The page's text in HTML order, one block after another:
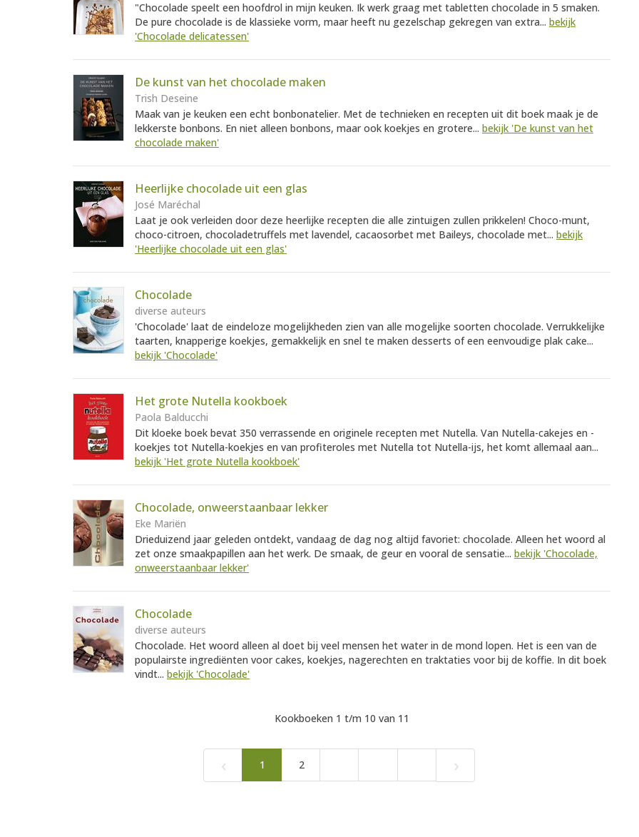
"Chocolade speelt een hoofdrol in mijn keuken. Ik werk graag met tabletten chocolade in 5 smaken.
De pure chocolade is de klassieke vorm, maar heeft nu gezelschap gekregen van extra... bekijk
'Chocolade delicatessen'
De kunst van het chocolade maken
Trish Deseine
Maak van je keuken een echt bonbonatelier. Met de technieken en recepten uit dit boek maak je de
lekkerste bonbons. En niet alleen bonbons, maar ook koekjes en grotere... bekijk 'De kunst van het
chocolade maken'
Heerlijke chocolade uit een glas
José Maréchal
Laat je ook verleiden door deze heerlijke recepten die alle zintuigen zullen prikkelen! Choco-munt,
choco-citroen, chocoladetruffels met lavendel, cacaosorbet met Baileys, chocolade met... bekijk
'Heerlijke chocolade uit een glas'
Chocolade
diverse auteurs
'Chocolade' laat de eindeloze mogelijkheden zien van alle mogelijke soorten chocolade. Verrukkelijke
taarten, knapperige koekjes, gemakkelijk en snel te maken desserts of een eenvoudige plak cake...
bekijk 'Chocolade'
Het grote Nutella kookboek
Paola Balducchi
Dit kloeke boek bevat 350 verrassende en originele recepten met Nutella. Van Nutella-cakejes en -
koekjes tot Nutella-koekjes en van profiteroles met Nutella tot Nutella-ijs, het komt allemaal aan...
bekijk 'Het grote Nutella kookboek'
Chocolade, onweerstaanbaar lekker
Eke Mariën
Drieduizend jaar geleden ontdekt, vandaag de dag nog altijd favoriet: chocolade. Alleen het woord al
zet onze smaakpapillen aan het werk. De smaak, de geur en vooral de sensatie... bekijk 'Chocolade,
onweerstaanbaar lekker'
Chocolade
diverse auteurs
Chocolade. Het woord alleen al doet bij veel mensen het water in de mond lopen. Het is een van de
populairste ingrediënten voor cakes, koekjes, nagerechten en traktaties voor bij de koffie. In dit boek
vindt... bekijk 'Chocolade'
Kookboeken 1 t/m 10 van 11
‹ 1 2 ›